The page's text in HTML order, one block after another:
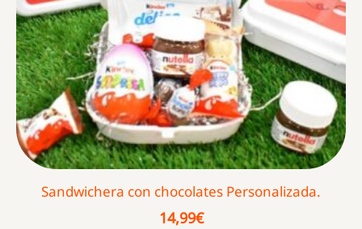
Sandwichera con chocolates Personalizada.
14,99€